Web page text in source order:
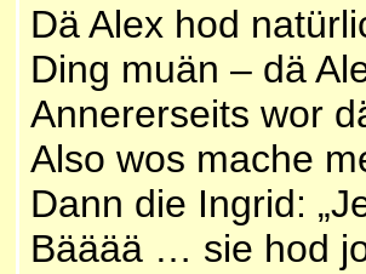
Dä Alex hod
Ding muän – dä
Annererseits wor
Also wos mache
Dann die Ingrid:
Bääää … sie hod